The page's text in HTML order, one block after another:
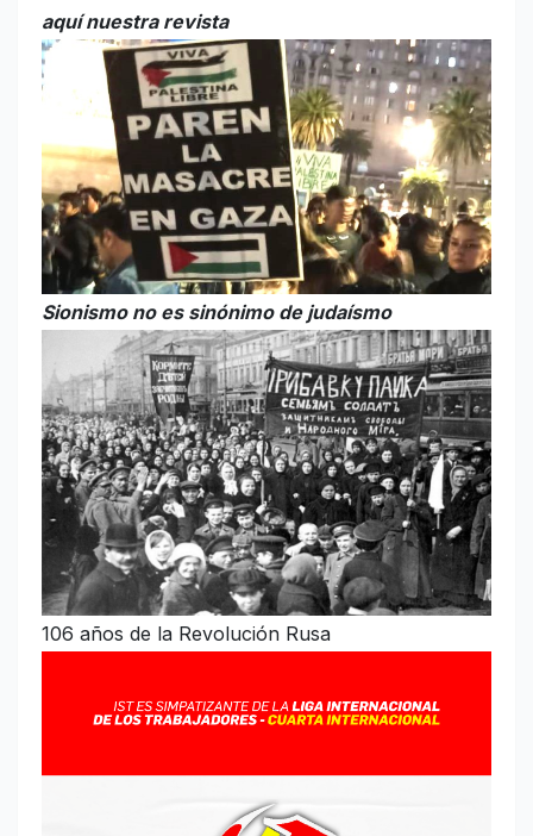
aquí nuestra revista
Sionismo no es sinónimo de judaísmo
106 años de la Revolución Rusa